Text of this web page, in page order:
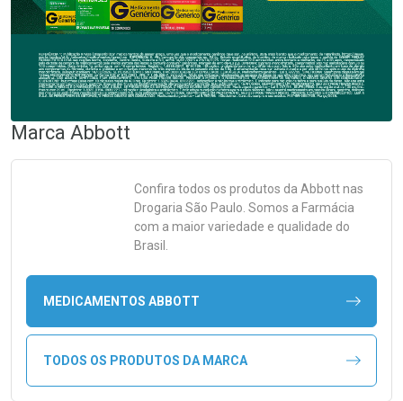
Marca Abbott
Confira todos os produtos da Abbottnas
Drogaria São Paulo. Somos a Farmácia
com a maior variedade e qualidade do
Brasil.
MEDICAMENTOS ABBOTT
TODOS OS PRODUTOS DA MARCA